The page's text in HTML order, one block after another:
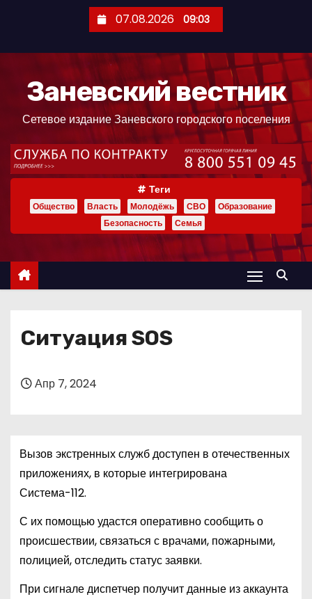
ж
07.08.2026 09:03
Заневский вестник
Сетевое издание Заневского городского поселения
Теги
Общество Власть Молодёжь СВО
Образование
Безопасность
Семья
Ситуация SOS
Апр 7, 2024
Вызов экстренных служб доступен в отечественных
приложениях, в которые интегрирована
Система-112.
С их помощью удастся оперативно сообщить о
происшествии, связаться с врачами, пожарными,
полицией, отследить статус заявки.
При сигнале диспетчер получит данные из аккаунта